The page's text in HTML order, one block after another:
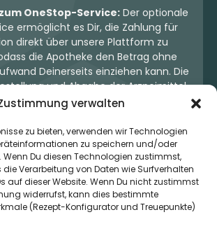
verwalten
zu bieten, verwenden wir Technologien
zu speichern und/oder
Du diesen Technologien zustimmst,
Verarbeitung von Daten wie Surfverhalten
auf dieser Website. Wenn Du nicht zustimmst
widerrufst, kann dies bestimmte
(Rezept-Konfigurator und Treuepunkte)
OneStop-Service: Der optionale
ermöglicht es Dir, die Zahlung für
direkt über unsere Plattform zu
die Apotheke den Betrag ohne
Deinerseits einziehen kann. Die
und Abgabe der Arzneimittel
über die jeweilige
Unser OneStop-Service stellt
Angebot dar, sondern dient
Zahlungsabwicklung. Die
und hat keinerlei Einfluss auf die
oder die Wahl der
Medikation. Apotheken sind rechtlich
unterliegen den gesetzlichen